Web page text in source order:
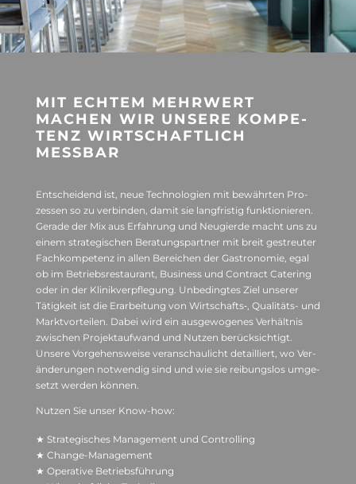
MIT ECH­TEM MEHR­WERT
MACHEN WIR UNSERE KOM­PE­
TENZ WIRT­SCHAFT­LICH
MESSBAR
Ent­schei­dend ist, neue Tech­no­lo­gien mit bewähr­ten Pro­
zes­sen so zu ver­bin­den, damit sie lang­fris­tig funk­tio­nie­ren.
Gerade der Mix aus Erfah­rung und Neu­gierde macht uns zu
einem stra­te­gi­schen Bera­tungs­part­ner mit breit gestreu­ter
Fach­kom­pe­tenz in allen Berei­chen der Gas­tro­no­mie, egal
ob im Betriebs­re­stau­rant, Busi­ness und Con­tract Cate­ring
oder in der Kli­nik­ver­pfle­gung. Unbe­ding­tes Ziel unse­rer
Tätig­keit ist die Erar­bei­tung von Wirtschafts‑, Qua­li­täts- und
Markt­vor­tei­len. Dabei wird ein aus­ge­wo­ge­nes Ver­hält­nis
zwi­schen Pro­jekt­auf­wand und Nut­zen berück­sich­tigt.
Unsere Vor­ge­hens­weise ver­an­schau­licht detail­liert, wo Ver­
än­de­run­gen not­wen­dig sind und wie sie rei­bungs­los umge­
setzt wer­den können.
Nut­zen Sie unser Know-how:
★ Stra­te­gi­sches Manage­ment und Con­trol­ling
★ Change-Manage­ment
★ Ope­ra­tive Betriebsführung